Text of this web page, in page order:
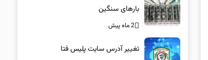
بارهای سنگین
2 ماه پیش
تغییر آدرس سایت پلیس فتا